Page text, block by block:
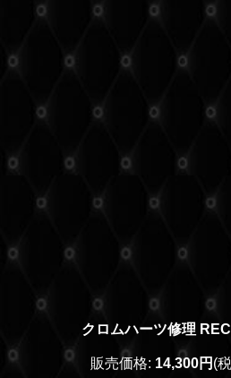
クロムハーツ修理
販売価格: 14,300円 (